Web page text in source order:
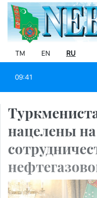
TM EN RU
09:41
нацелены